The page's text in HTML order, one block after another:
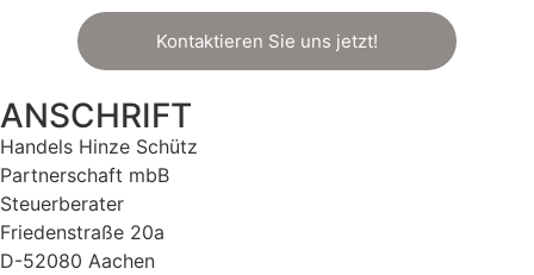
Kontaktieren Sie uns jetzt!
ANSCHRIFT
Handels Hinze Schütz
Partnerschaft mbB
Steuerberater
Friedenstraße 20a
D-52080 Aachen